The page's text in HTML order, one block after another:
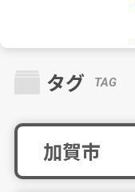
タグ TAG
加賀市